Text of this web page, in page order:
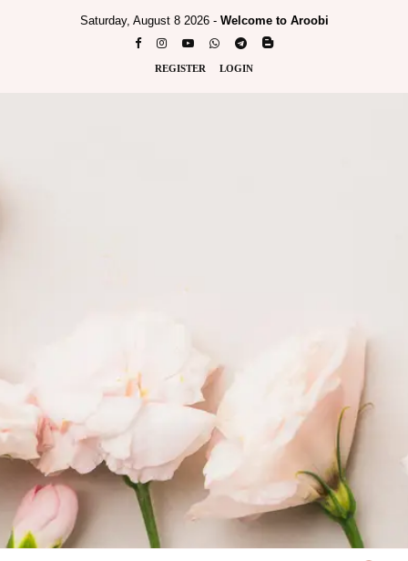
Saturday, August 8 2026 - Welcome to Aroobi
REGISTER LOGIN